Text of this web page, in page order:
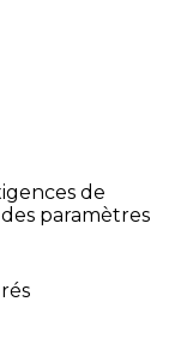
de
paramètres